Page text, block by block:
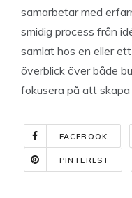
samarbetar med
smidig process från
samlat hos en eller
överblick över både
fokusera på att
FACEBOOK
PINTEREST